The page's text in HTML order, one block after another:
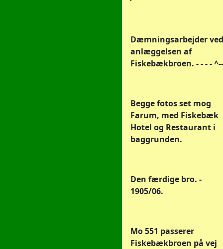
Dæmningsarbejder ved
anlæggelsen af
Fiskebækbroen. - - - -
Begge fotos set mog
Farum, med Fiskebæk
Hotel og Restaurant i
baggrunden.
Den færdige bro. -
1905/06.
Mo 551 passerer
Fiskebækbroen på vej